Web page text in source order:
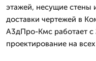
этажей, несущие стены
доставки чертежей в
А3дПро-Кмс работает с
проектирование на всех